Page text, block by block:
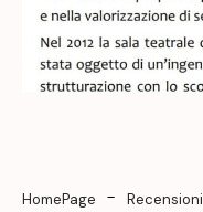
HomePage - Recensioni